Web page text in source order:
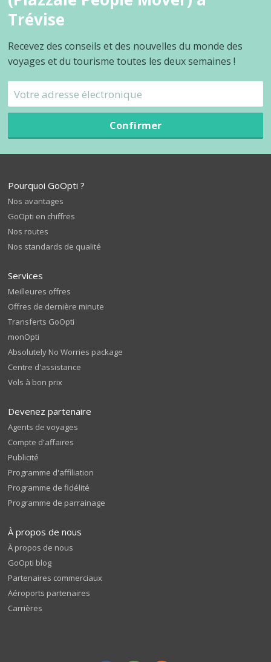
Trévise
Recevez des conseils et des nouvelles du monde des
voyages et du tourisme toutes les deux semaines !
Confirmer
Pourquoi GoOpti ?
Nos avantages
GoOpti en chiffres
Nos routes
Nos standards de qualité
Services
Meilleures offres
Offres de dernière minute
Transferts GoOpti
monOpti
Absolutely No Worries package
Centre d'assistance
Vols à bon prix
Devenez partenaire
Agents de voyages
Compte d'affaires
Publicité
Programme d'affiliation
Programme de fidélité
Programme de parrainage
À propos de nous
À propos de nous
GoOpti blog
Partenaires commerciaux
Aéroports partenaires
Carrières